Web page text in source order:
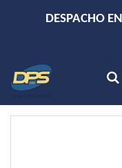
DESPACHO